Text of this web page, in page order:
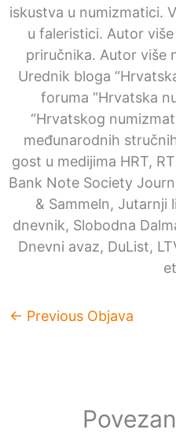
iskustva u numizmatici.
u faleristici. Autor
priručnika. Autor više
Urednik bloga
foruma “Hrvatska
“Hrvatskog
međunarodnih
gost u medijima HRT,
Bank Note Society
& Sammeln, Jutarnji
dnevnik, Slobodna
Dnevni avaz, DuList,
← Previous Objava